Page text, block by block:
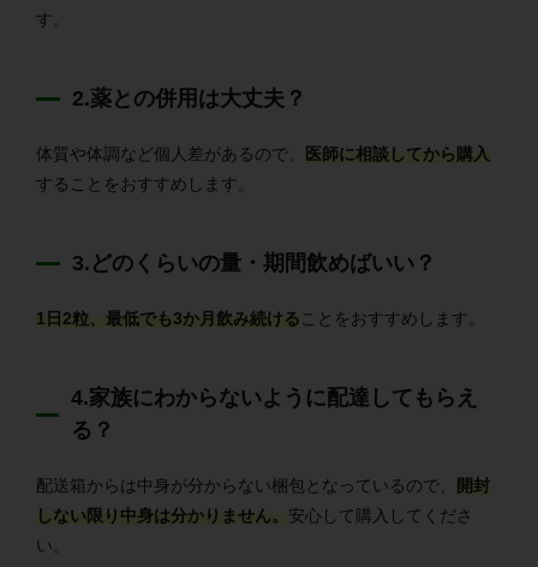
す。
2.薬との併用は大丈夫？
体質や体調など個人差があるので、
医師に相談してから購入
することをおすすめします。
3.どのくらいの量・期間飲めばいい？
1日2粒、最低でも3か月飲み続ける ことをおすすめします。
4.家族にわからないように配達してもらえ
る？
配送箱からは中身が分からない梱包となっているので、
開封
しない限り中身は分かりません。 安心して購入してくださ
い。